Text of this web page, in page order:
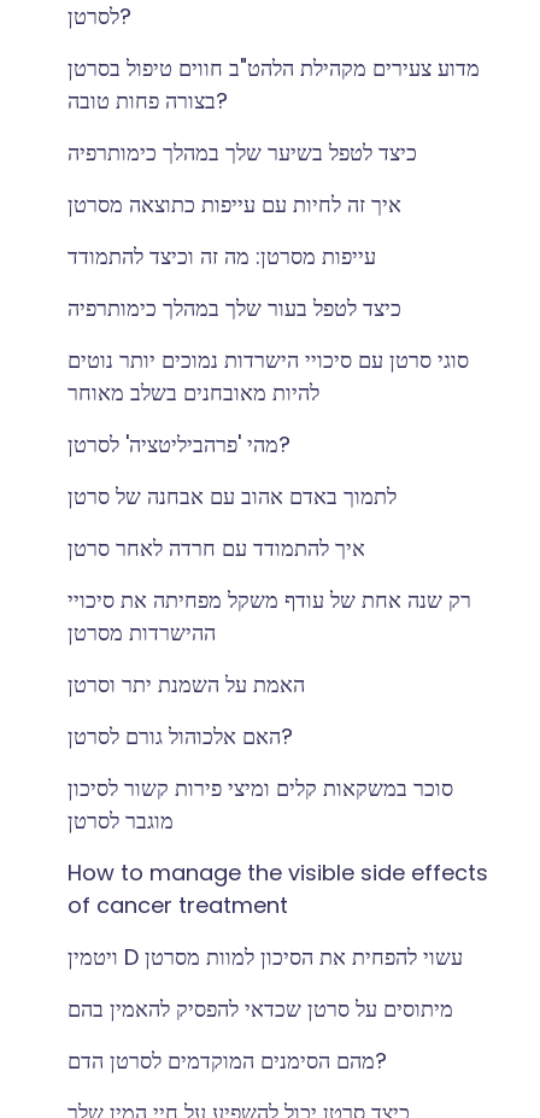
לסרטן?
מדוע צעירים מקהילת הלהט"ב חווים טיפול בסרטן
בצורה פחות טובה?
כיצד לטפל בשיער שלך במהלך כימותרפיה
איך זה לחיות עם עייפות כתוצאה מסרטן
עייפות מסרטן: מה זה וכיצד להתמודד
כיצד לטפל בעור שלך במהלך כימותרפיה
סוגי סרטן עם סיכויי הישרדות נמוכים יותר נוטים
להיות מאובחנים בשלב מאוחר
מהי 'פרהביליטציה' לסרטן?
לתמוך באדם אהוב עם אבחנה של סרטן
איך להתמודד עם חרדה לאחר סרטן
רק שנה אחת של עודף משקל מפחיתה את סיכויי
ההישרדות מסרטן
האמת על השמנת יתר וסרטן
האם אלכוהול גורם לסרטן?
סוכר במשקאות קלים ומיצי פירות קשור לסיכון
מוגבר לסרטן
How to manage the visible side effects
of cancer treatment
ויטמין D עשוי להפחית את הסיכון למוות מסרטן
מיתוסים על סרטן שכדאי להפסיק להאמין בהם
מהם הסימנים המוקדמים לסרטן הדם?